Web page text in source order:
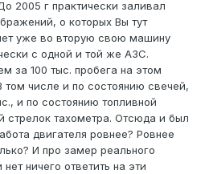
2005 г практически заливал
о которых Вы тут
уже во вторую свою машину
с одной и той же АЗС.
за 100 тыс. пробега на этом
том числе и по состоянию свечей,
и по состоянию топливной
стрелок тахометра. Отсюда и был
двигателя ровнее? Ровнее
И про замер реального
ничего ответить на эти